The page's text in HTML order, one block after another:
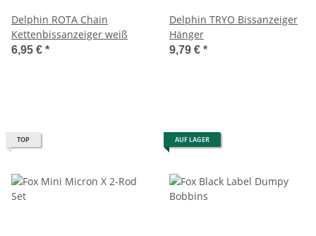
Delphin ROTA Chain
Kettenbissanzeiger weiß
6,95 € *
Delphin TRYO Bissanzeiger
Hänger
9,79 € *
TOP AUF LAGER